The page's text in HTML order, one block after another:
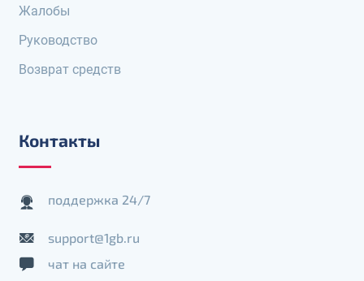
Жалобы
Руководство
Возврат средств
Контакты
поддержка 24/7
support@1gb.ru
чат на сайте